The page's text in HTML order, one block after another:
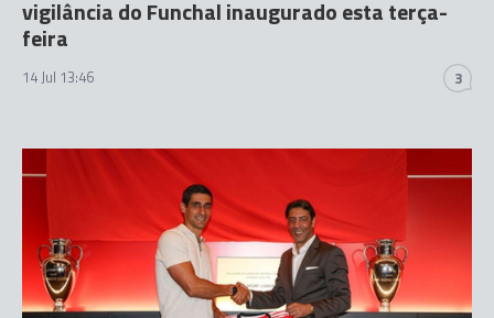
vigilância do Funchal inaugurado esta terça-
feira
14 Jul 13:46 3